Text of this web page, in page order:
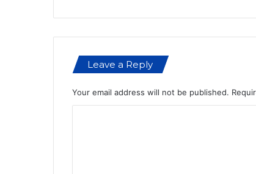
ला
Leave a Reply
Your email address will not be published.